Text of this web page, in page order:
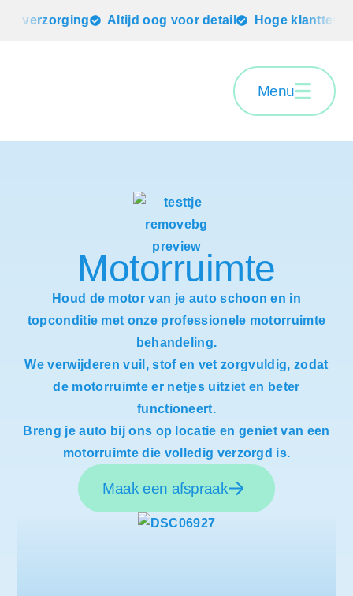
verzorging Altijd oog voor detail Hoge
Menu
Motorruimte
Houd de motor van je auto schoon en in
topconditie met onze professionele motorruimte
behandeling.
We verwijderen vuil, stof en vet zorgvuldig, zodat
de motorruimte er netjes uitziet en beter
functioneert.
Breng je auto bij ons op locatie en geniet van een
motorruimte die volledig verzorgd is.
Maak een afspraak